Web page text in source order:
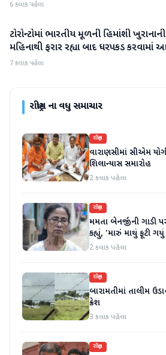
6 કલાક પહેલા
રાષ્ટ્રીય
ટોરોન્ટોમાં ભારતીય મૂળની હિમાંશી
મહિનાથી ફરાર રહ્યા બાદ ધરપકડ કરવામાં
7 કલાક પહેલા
રાષ્ટ્રીયના વધુ સમાચાર
રાષ્ટ્રીય
વારાણસીમાં સીએમ
શિલાન્યાસ સમારોહ
2 કલાક પહેલા
રાષ્ટ્રીય
મમતા બેનર્જીની ગાડી
કહ્યું, 'મારું માથું ફૂટી
2 કલાક પહેલા
રાષ્ટ્રીય
બારામતીમાં તાલીમ
ક્રેશ
3 કલાક પહેલા
રાષ્ટ્રીય